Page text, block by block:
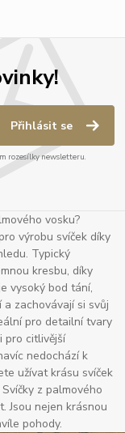
Přihlásit se
rozesílky newsletteru.
vosku?
výrobu svíček díky
Typický
kresbu, díky
vysoký bod tání,
zachovávají si svůj
pro detailní tvary
pro citlivější
nedochází k
užívat krásu svíček
z palmového
Jsou nejen krásnou
pohody.